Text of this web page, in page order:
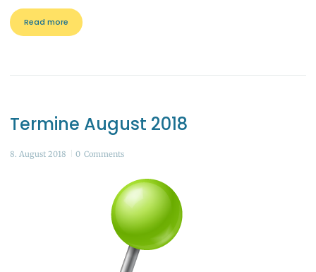
Read more
Termine August 2018
8. August 2018 0 Comments